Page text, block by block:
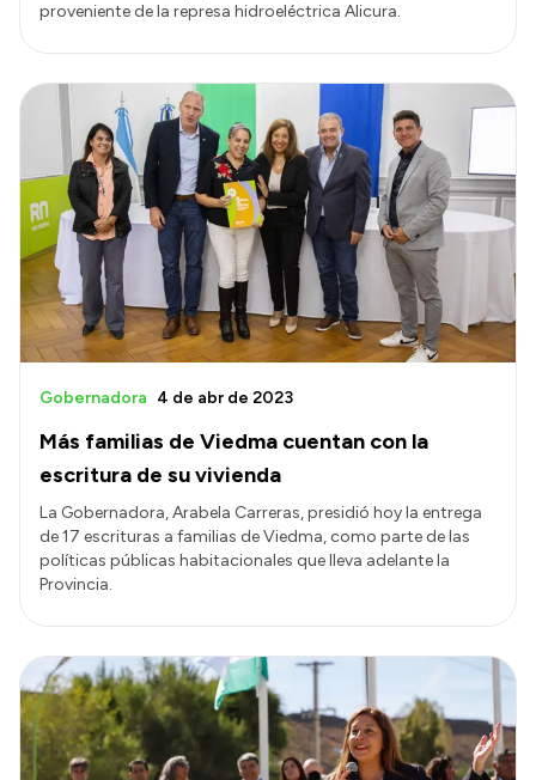
proveniente de la represa hidroeléctrica Alicura.
Más familias de Viedma cuentan con la
escritura de su vivienda
Gobernadora 4 de abr de 2023
La Gobernadora, Arabela Carreras, presidió hoy la entrega
de 17 escrituras a familias de Viedma, como parte de las
políticas públicas habitacionales que lleva adelante la
Provincia.